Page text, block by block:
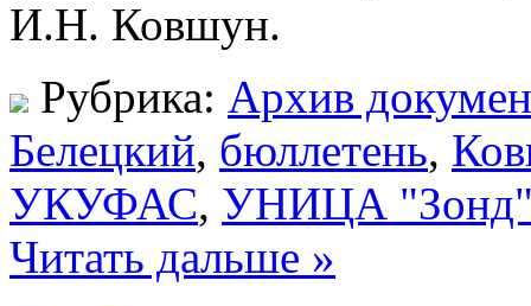
И.Н. Ковшун.
Рубрика: Архив
Белецкий, бюллетень,
УКУФАС, УНИЦА
Читать дальше »